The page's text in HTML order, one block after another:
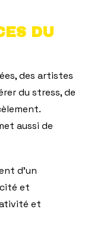
DU
des artistes
du stress, de
aussi de
d'un
et
et